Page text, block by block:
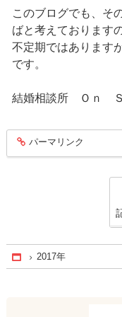
このブログでも、そ
ばと考えております
不定期ではあります
です。
結婚相談所 Ｏｎ Ｓ
entry1281
パーマリンク
Home
2017年